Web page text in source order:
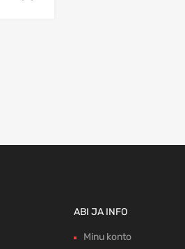
ABI JA INFO
Minu konto